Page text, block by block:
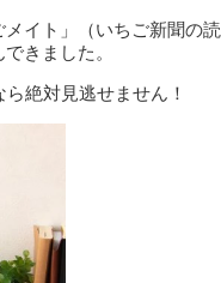
イト」（いちご新聞の読
きました。
絶対見逃せません！